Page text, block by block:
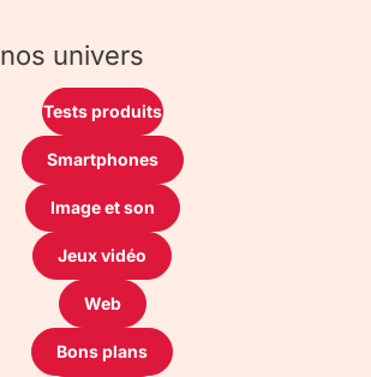
univers
Tests produits
Smartphones
Image et son
Jeux vidéo
Web
Bons plans